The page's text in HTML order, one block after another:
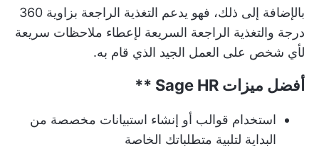
بالإضافة إلى ذلك، فهو يدعم التغذية الراجعة بزاوية 360
درجة والتغذية الراجعة السريعة لإعطاء ملاحظات سريعة
لأي شخص على العمل الجيد الذي قام به.
أفضل ميزات Sage HR **
استخدام قوالب أو إنشاء استبيانات مخصصة من
البداية لتلبية متطلباتك الخاصة